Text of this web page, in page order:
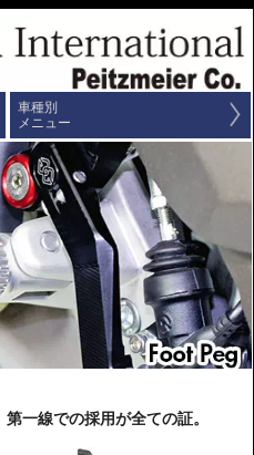
車種別
メニュー
一線での採用が全ての証。